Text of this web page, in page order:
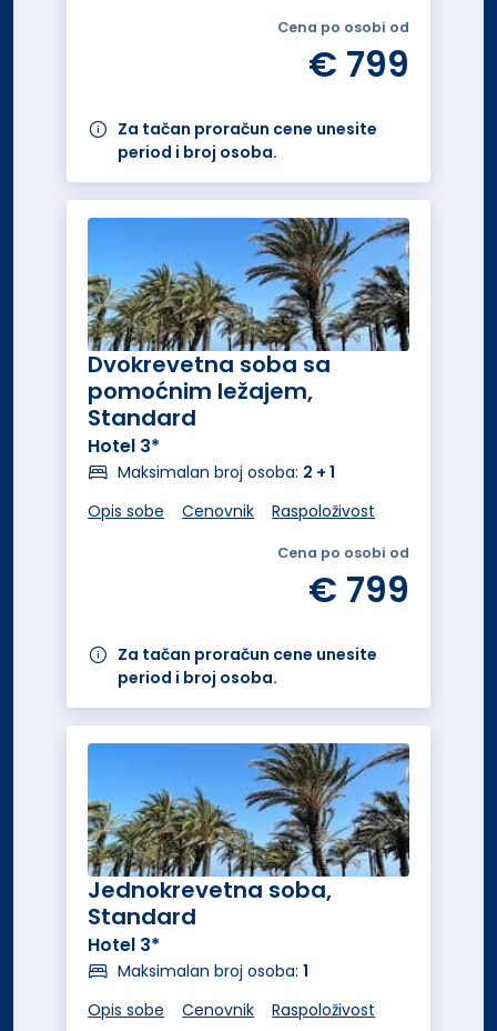
Cena po osobi od
€ 799
Za tačan proračun cene unesite
period i broj osoba.
Dvokrevetna soba sa
pomoćnim ležajem,
Standard
Hotel 3*
Maksimalan broj osoba: 2 + 1
Opis sobe
Cenovnik Raspoloživost
Cena po osobi od
€ 799
Za tačan proračun cene unesite
period i broj osoba.
Jednokrevetna soba,
Standard
Hotel 3*
Maksimalan broj osoba:1
Opis sobe
Cenovnik Raspoloživost